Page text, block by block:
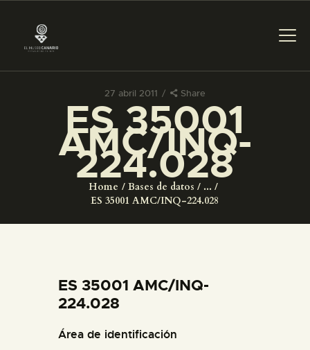
27 abril 2011 Share
ES 35001
AMC/INQ-
224.028
Home Bases de datos
...
ES 35001 AMC/INQ-224.028
PREPARAR LA VISITA
ACTIVIDADES
COLECCIONES
ES 35001 AMC/INQ-
224.028
Área de identificación